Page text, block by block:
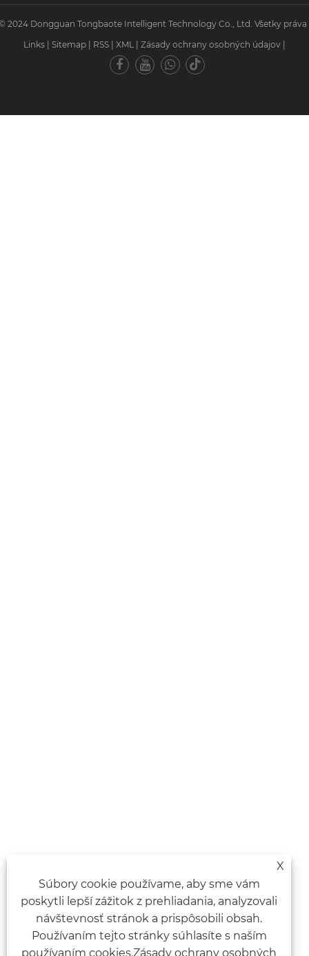
2024 Dongguan Tongbaote Intelligent Technology Co., Ltd. Všetky práva
Links
Sitemap RSS XML Zásady ochrany osobných údajov
X
Súbory cookie používame, aby sme vám
poskytli lepší zážitok z prehliadania, analyzovali
návštevnosť stránok a prispôsobili obsah.
Používaním tejto stránky súhlasíte s naším
používaním cookies.Zásady ochrany osobných